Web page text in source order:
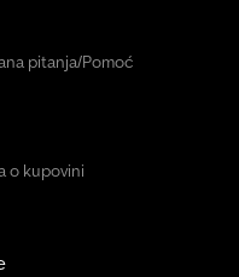
pitanja/Pomoć
o kupovini